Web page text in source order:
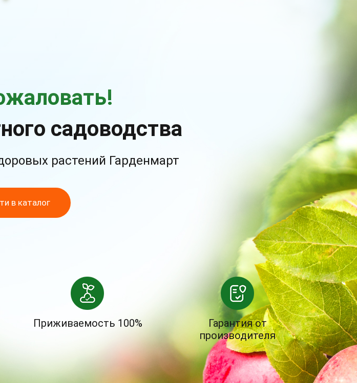
садоводства
растений Гарденмарт
в каталог
Приживаемость 100%
Гарантия от
производителя